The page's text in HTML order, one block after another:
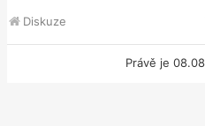
Diskuze
Právě je